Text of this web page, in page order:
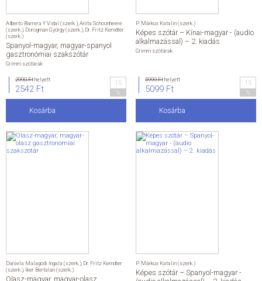
Alberto Barrera Y Vidal (szerk.) Anita Schoonheere
(szerk.) Dorogman György (szerk.) Dr. Fritz Kerndter
(szerk.)
Spanyol-magyar, magyar-spanyol
gasztronómiai szakszótár
Grimm szótárak
2990 Fthelyett
2542 Ft
15
Kosárba
P. Márkus Katalin (szerk.)
Képes szótár – Kínai-magyar - (audio
alkalmazással) – 2. kiadás
Grimm szótárak
5999 Fthelyett
5099 Ft
15
Kosárba
Daniela Malagodi Ingala (szerk.) Dr. Fritz Kerndter
(szerk.) Iker Bertalan (szerk.)
Olasz-magyar, magyar-olasz
P. Márkus Katalin (szerk.)
Képes szótár – Spanyol-magyar -